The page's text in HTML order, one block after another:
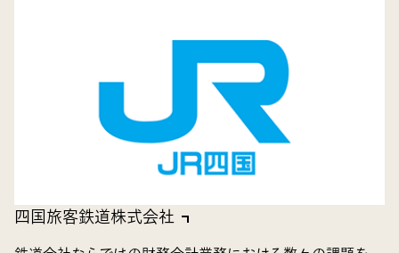
四国旅客鉄道株式会社